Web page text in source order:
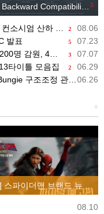
5
Compatibility on PC 발표
2 08.06
시엄 산하 편입
5 07.23
발표
3 07.07
개 스튜디오 분리
2 06.29
타이틀 모음집
06.26
관련 직원 메시지 공개
+
08.10